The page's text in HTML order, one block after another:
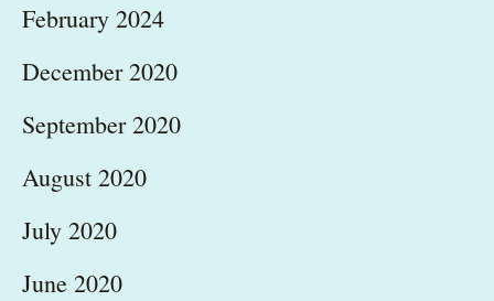
February 2024
December 2020
September 2020
August 2020
July 2020
June 2020